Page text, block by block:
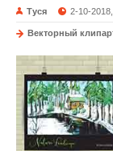
Туся 2-10-
Векторный